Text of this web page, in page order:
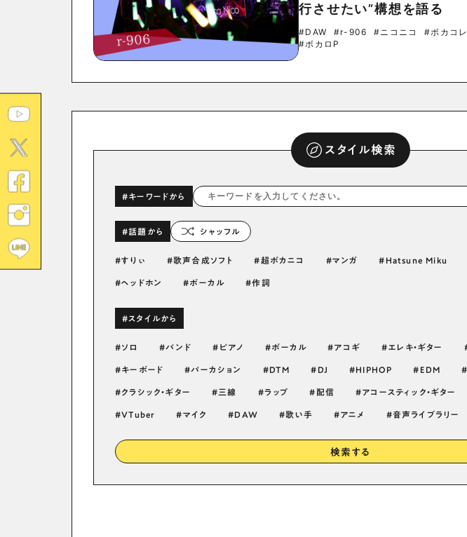
行させたい”構想を語る
#DAW #r-906 #ニコニコ #ボカコレ
#ボカロP
スタイル検索
#キーワードから
#話題から シャッフル
すりぃ 歌声合成ソフト 超ボカニコ マンガ Hatsune Miku
ヘッドホン ボーカル 作詞
#スタイルから
ソロ バンド ピアノ ボーカル アコギ エレキ・ギター
キーボード パーカション DTM DJ HIPHOP EDM
クラシック・ギター 三線 ラップ 配信 アコースティック・ギター
VTuber マイク DAW 歌い手 アニメ 音声ライブラリー
検索する